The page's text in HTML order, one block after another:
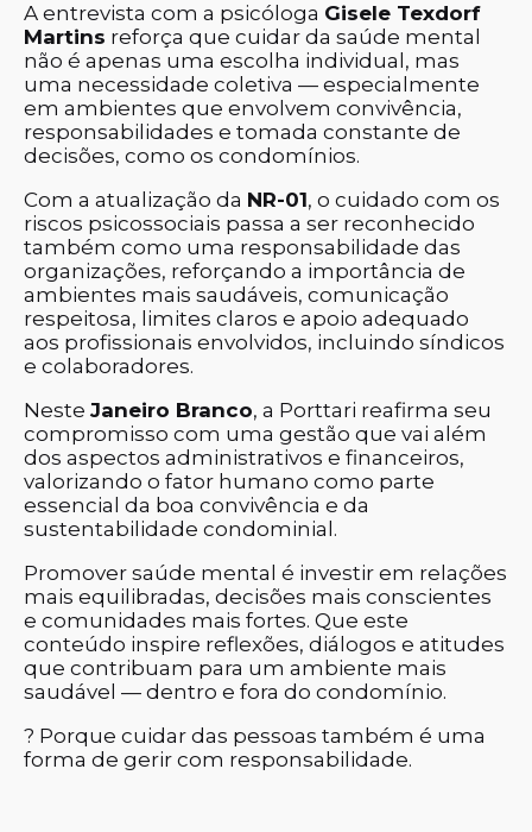
A entrevista com a psicóloga Gisele Texdorf
Martins reforça que cuidar da saúde mental
não é apenas uma escolha individual, mas
uma necessidade coletiva — especialmente
em ambientes que envolvem convivência,
responsabilidades e tomada constante de
decisões, como os condomínios.
Com a atualização da NR-01, o cuidado com os
riscos psicossociais passa a ser reconhecido
também como uma responsabilidade das
organizações, reforçando a importância de
ambientes mais saudáveis, comunicação
respeitosa, limites claros e apoio adequado
aos profissionais envolvidos, incluindo síndicos
e colaboradores.
Neste Janeiro Branco, a Porttari reafirma seu
compromisso com uma gestão que vai além
dos aspectos administrativos e financeiros,
valorizando o fator humano como parte
essencial da boa convivência e da
sustentabilidade condominial.
Promover saúde mental é investir em relações
mais equilibradas, decisões mais conscientes
e comunidades mais fortes. Que este
conteúdo inspire reflexões, diálogos e atitudes
que contribuam para um ambiente mais
saudável — dentro e fora do condomínio.
? Porque cuidar das pessoas também é uma
forma de gerir com responsabilidade.